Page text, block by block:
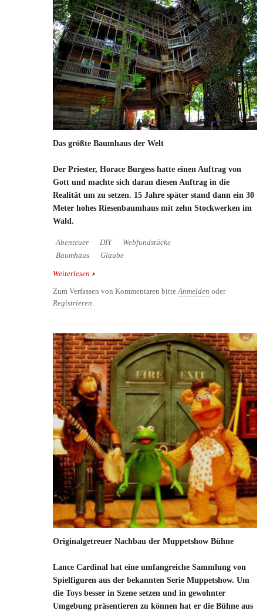
Das größte Baumhaus der Welt
Der Priester, Horace Burgess hatte einen Auftrag von
Gott und machte sich daran diesen Auftrag in die
Realität um zu setzen. 15 Jahre später stand dann ein 30
Meter hohes Riesenbaumhaus mit zehn Stockwerken im
Wald.
Abenteuer DIY
Webfundstücke
Baumhaus
Glaube
Weiterlesen über Das größte Baumhaus der Welt
Zum Verfassen von Kommentaren bitte Anmelden oder
Registrieren
Originalgetreuer Nachbau der Muppetshow Bühne
Lance Cardinal hat eine umfangreiche Sammlung von
Spielfiguren aus der bekannten Serie Muppetshow. Um
die Toys besser in Szene setzen und in gewohnter
Umgebung präsentieren zu können hat er die Bühne aus